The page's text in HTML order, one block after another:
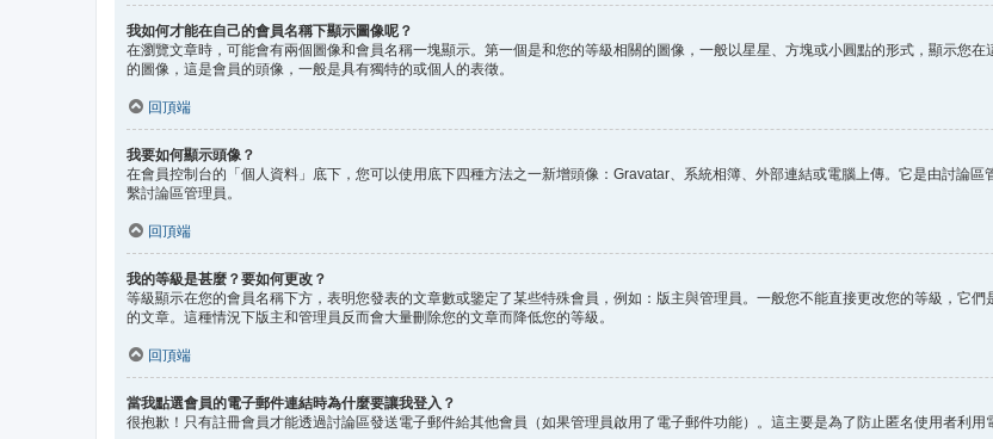
我如何才能在自己的會員名稱下顯示圖像呢？
在瀏覽文章時，可能會有兩個圖像和會員名稱一塊顯示。第一個是和您的等級相關的圖像，一般以星星、方塊或小圓點的形式，顯示您
的圖像，這是會員的頭像，一般是具有獨特的或個人的表徵。
回頂端
我要如何顯示頭像？
在會員控制台的「個人資料」底下，您可以使用底下四種方法之一新增頭像：Gravatar、系統相簿、外部連結或電腦上傳。它是由討論
繫討論區管理員。
回頂端
我的等級是甚麼？要如何更改？
等級顯示在您的會員名稱下方，表明您發表的文章數或鑒定了某些特殊會員，例如：版主與管理員。一般您不能直接更改您的等級，它
的文章。這種情況下版主和管理員反而會大量刪除您的文章而降低您的等級。
回頂端
當我點選會員的電子郵件連結時為什麼要讓我登入？
很抱歉！只有註冊會員才能透過討論區發送電子郵件給其他會員（如果管理員啟用了電子郵件功能）。這主要是為了防止匿名使用者利用